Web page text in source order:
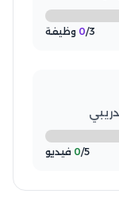
0/3 وظيفة
0/5 فيديو